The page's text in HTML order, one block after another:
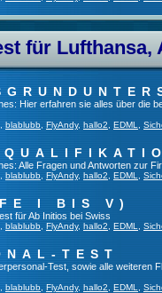
für Lufthansa,
Hier erfahren sie alles über die
blablubb FlyAndy, hallo2 EDML
Alle Fragen und Antworten zur
blablubb FlyAndy, hallo2 EDML
I BIS V)
für Ab Initios bei Swiss
blablubb FlyAndy, hallo2 EDML
TEST
Test, sowie alle weiteren
blablubb FlyAndy, hallo2 EDML